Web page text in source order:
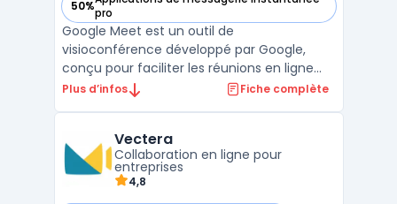
50%pro
— voir Google Meet dans cette catégorie
Google Meet est un outil de
visioconférence développé par Google,
conçu pour faciliter les réunions en ligne
sécurisées et la collaboration en temps
avec une haute qualité audio et vidéo,
grâce à des technologies a ...
Plus d’infos Fiche complète
Vectera
Collaboration en ligne pour
entreprises
4,8